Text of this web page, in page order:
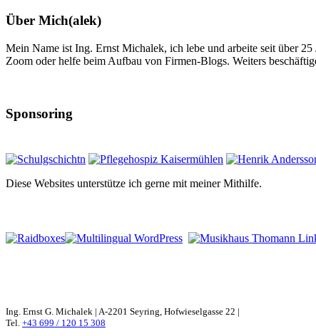
Über Mich(alek)
Mein Name ist Ing. Ernst Michalek, ich lebe und arbeite seit über
Zoom oder helfe beim Aufbau von Firmen-Blogs. Weiters
Sponsoring
Diese Websites unterstütze ich gerne mit meiner Mithilfe.
Ing. Ernst G. Michalek | A-2201 Seyring, Hofwieselgasse 22 |
Tel. +43 699 / 120 15 308